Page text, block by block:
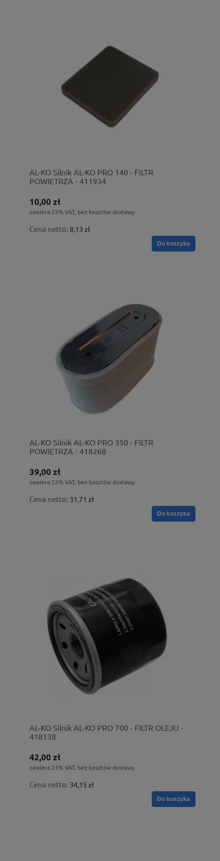
AL-KO Silnik AL-KO PRO 140 - FILTR
POWIETRZA - 411934
10,00 zł
zawiera 23% VAT, bez kosztów dostawy
Cena netto: 8,13 zł
Do koszyka
AL-KO Silnik AL-KO PRO 350 - FILTR
POWIETRZA - 418268
39,00 zł
zawiera 23% VAT, bez kosztów dostawy
Cena netto: 31,71 zł
Do koszyka
AL-KO Silnik AL-KO PRO 700 - FILTR OLEJU -
418138
42,00 zł
zawiera 23% VAT, bez kosztów dostawy
Cena netto: 34,15 zł
Do koszyka